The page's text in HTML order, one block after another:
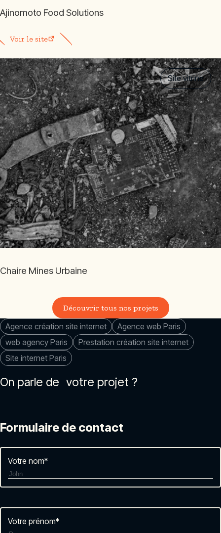
Ajinomoto Food Solutions
Voir le site
Site vitrine
Chaire Mines Urbaine
Découvrir tous nos projets
Agence création site internet
Agence web Paris
web agency Paris
Prestation création site internet
Site internet Paris
On parle de votre projet ?
Formulaire de contact
Votre nom*
Votre prénom*